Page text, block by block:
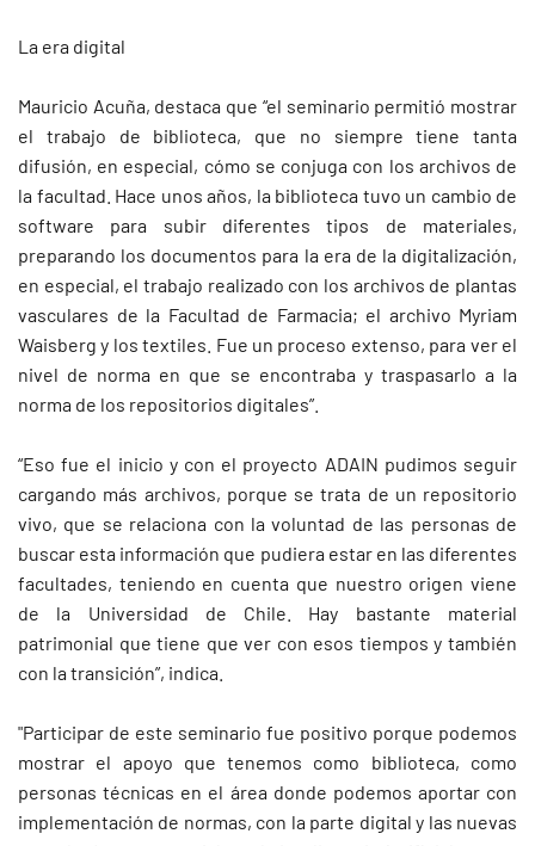
La era digital
Mauricio Acuña, destaca que “el seminario permitió mostrar
el trabajo de biblioteca, que no siempre tiene tanta
difusión, en especial, cómo se conjuga con los archivos de
la facultad. Hace unos años, la biblioteca tuvo un cambio de
software para subir diferentes tipos de materiales,
preparando los documentos para la era de la digitalización,
en especial, el trabajo realizado con los archivos de plantas
vasculares de la Facultad de Farmacia; el archivo Myriam
Waisberg y los textiles. Fue un proceso extenso, para ver el
nivel de norma en que se encontraba y traspasarlo a la
norma de los repositorios digitales”.
“Eso fue el inicio y con el proyecto ADAIN pudimos seguir
cargando más archivos, porque se trata de un repositorio
vivo, que se relaciona con la voluntad de las personas de
buscar esta información que pudiera estar en las diferentes
facultades, teniendo en cuenta que nuestro origen viene
de la Universidad de Chile. Hay bastante material
patrimonial que tiene que ver con esos tiempos y también
con la transición”, indica.
"Participar de este seminario fue positivo porque podemos
mostrar el apoyo que tenemos como biblioteca, como
personas técnicas en el área donde podemos aportar con
implementación de normas, con la parte digital y las nuevas